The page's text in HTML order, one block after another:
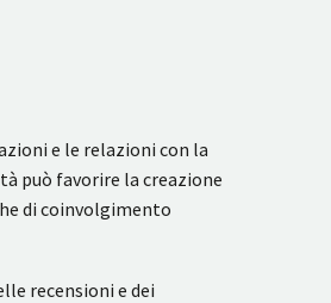
e le relazioni con la
può favorire la creazione
di coinvolgimento
recensioni e dei